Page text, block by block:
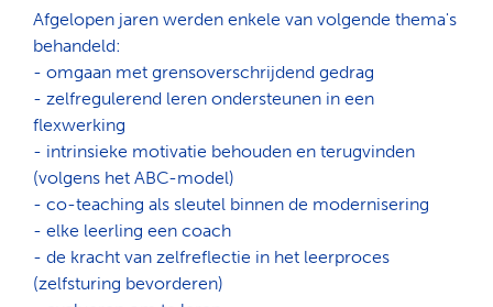
Afgelopen jaren werden enkele van volgende thema's
behandeld:
- omgaan met grensoverschrijdend gedrag
- zelfregulerend leren ondersteunen in een
flexwerking
- intrinsieke motivatie behouden en terugvinden
(volgens het ABC-model)
- co-teaching als sleutel binnen de modernisering
- elke leerling een coach
- de kracht van zelfreflectie in het leerproces
(zelfsturing bevorderen)